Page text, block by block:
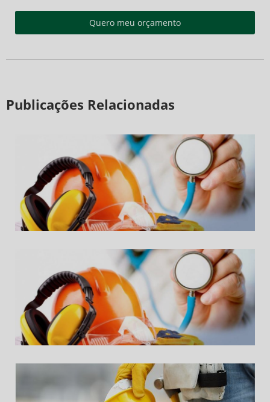
Quero meu orçamento
Publicações Relacionadas